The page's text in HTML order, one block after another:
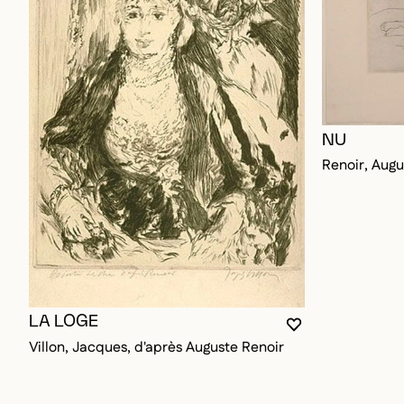
VOUS DEVEZ
FERMER LA
OUVRIR LA
LA LOGE
Villon, Jacques, d'après Auguste Renoir
NU
Renoir,